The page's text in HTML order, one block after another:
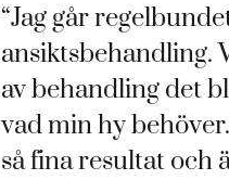
“Jag går
ansiktsbehandling.
av behandling det
vad min hy
så fina resultat och